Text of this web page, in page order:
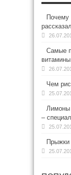
Почему
Самые
Чем
Лимоны
–
Прыжки